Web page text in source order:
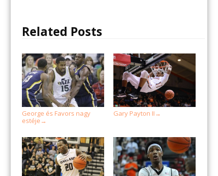
Related Posts
George és Favors nagy
estéje →
Gary Payton II →